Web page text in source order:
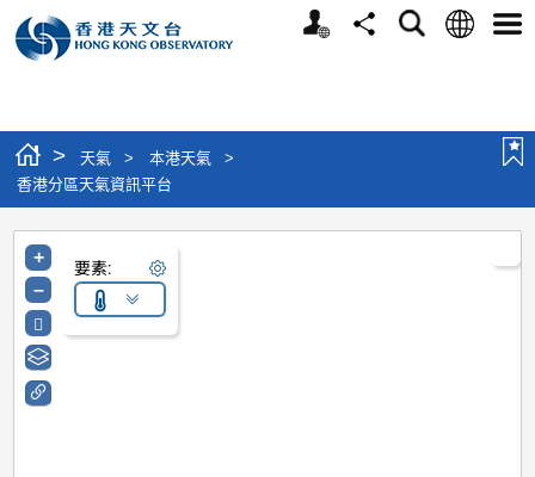
個人版網站
分享 搜尋 語言 選單
> 天氣 > 本港天氣
>
香港分區天氣資訊平台
要素:
+
–